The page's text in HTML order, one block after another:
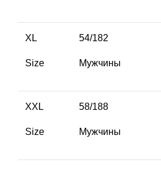
XL
Size
54/182
Мужчины
XXL
Size
58/188
Мужчины